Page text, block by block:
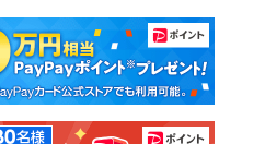
中古マンション
中古一戸建て
教えて！住まいの先生